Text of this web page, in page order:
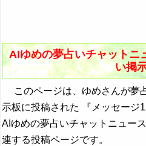
AIゆめの夢占いチャットニ
い掲
このページは、ゆめさんが夢
示板に投稿された 『メッセージ
AIゆめの夢占いチャットニュー
連する投稿ページです。